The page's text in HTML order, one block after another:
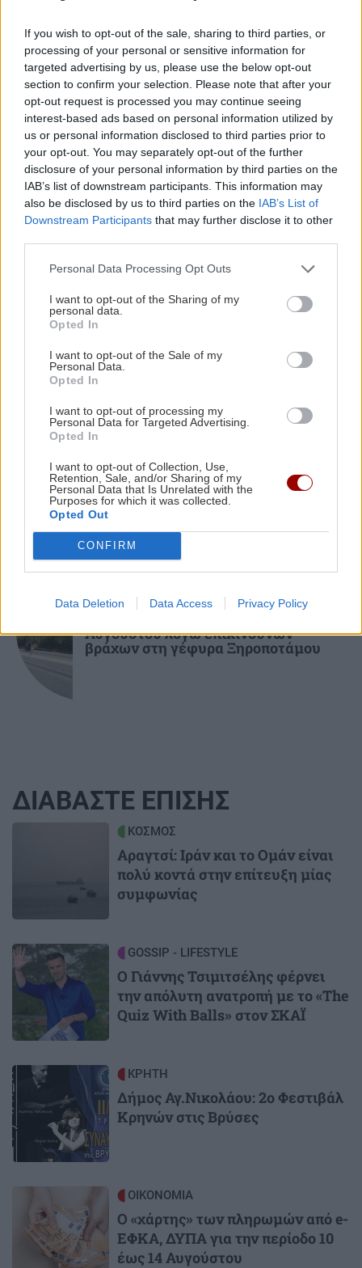
If you wish to opt-out of the sale, sharing to third parties, or
processing of your personal or sensitive information for
targeted advertising by us, please use the below opt-out
section to confirm your selection. Please note that after your
opt-out request is processed you may continue seeing
interest-based ads based on personal information utilized by
us or personal information disclosed to third parties prior to
your opt-out. You may separately opt-out of the further
disclosure of your personal information by third parties on the
IAB’s list of downstream participants. This information may
also be disclosed by us to third parties on the IAB’s List of
Downstream Participants that may further disclose it to other
Personal Data Processing Opt Outs
I want to opt-out of the Sharing of my
personal data.
Opted In
I want to opt-out of the Sale of my
Personal Data.
Opted In
I want to opt-out of processing my
Personal Data for Targeted Advertising.
Opted In
I want to opt-out of Collection, Use,
Retention, Sale, and/or Sharing of my
Personal Data that Is Unrelated with the
Purposes for which it was collected.
Opted Out
CONFIRM
Data Deletion Data Access Privacy Policy
Ο Γιάννης Τσιμιτσέλης φέρνει την απόλυτη
ανατροπή με το «The Quiz With Balls» στον
ΣΚΑΪ
14:53
Δήμος Αγ.Νικολάου: 2ο Φεστιβάλ Κρηνών στις
Βρύσες
14:44
ΟΙΚΟΝΟΜΙΑ
Ο «χάρτης» των πληρωμών από e-ΕΦΚΑ, ΔΥΠΑ
για την περίοδο 10 έως 14 Αυγούστου
14:34
ΕΛΛΑΔΑ
Mega fire στην Αττικοβοιωτία: «Κατάπινε»
2.800 στρέμματα την ώρα
ΚΡΗΤΗ
Κρήτη: Πολύ υψηλός κίνδυνος πυρκαγιάς την
Κυριακή 9 Αυγούστου - «Πορτοκαλί» όλο το
νησί
ΠΟΛΙΤΙΚΗ
Η σύσκεψη του Ευάγγελου Τυρνά και
η αναφορά του στις πυρκαγιές του
Ρεθύμνου
ΑΘΛΗΤΙΚΑ
ΟΦΗ: Έφυγαν 7.000 εισιτήρια για το
Super Cup με την ΑΕΚ
ΚΡΗΤΙΚΑ ΚΑΙ ΑΛΛΑ
Αντωνογιαννάκη - Την Κυριακή το
μνημόσυνο στον Άη Γιάννη
Αυγούστου λόγω επικίνδυνων
βράχων στη γέφυρα Ξηροποτάμου
ΔΙΑΒΑΣΤΕ ΕΠΙΣΗΣ
ΚΟΣΜΟΣ
Αραγτσί: Ιράν και το Ομάν είναι
πολύ κοντά στην επίτευξη μίας
συμφωνίας
Image GOSSIP - LIFESTYLE
Ο Γιάννης Τσιμιτσέλης φέρνει
την απόλυτη ανατροπή με το «The
Quiz With Balls» στον ΣΚΑΪ
Image ΚΡΗΤΗ
Δήμος Αγ.Νικολάου: 2ο Φεστιβάλ
Κρηνών στις Βρύσες
ΟΙΚΟΝΟΜΙΑ
Ο «χάρτης» των πληρωμών από e-
ΕΦΚΑ, ΔΥΠΑ για την περίοδο 10
έως 14 Αυγούστου